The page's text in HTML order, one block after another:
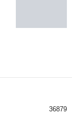
36879